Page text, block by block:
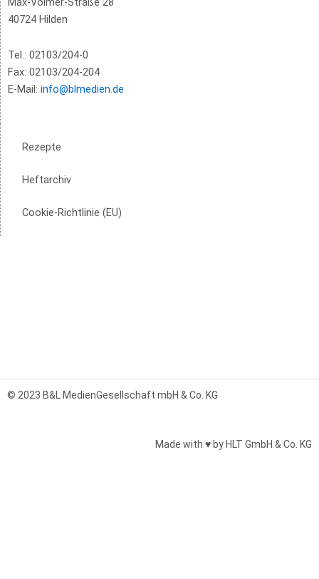
40724 Hilden
Tel.: 02103/204-0
Fax: 02103/204-204
E-Mail: info@blmedien.de
Rezepte
Heftarchiv
Cookie-Richtlinie (EU)
© 2023 B&L MedienGesellschaft mbH & Co. KG
Made with ♥ by HLT GmbH & Co. KG